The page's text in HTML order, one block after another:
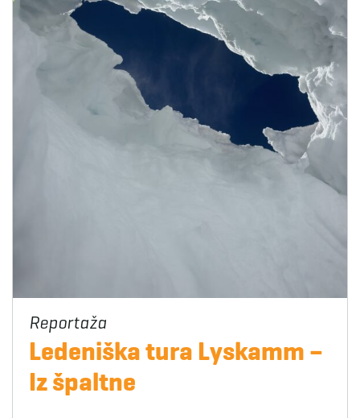
Ledeniška tura Lyskamm –
Iz špaltne